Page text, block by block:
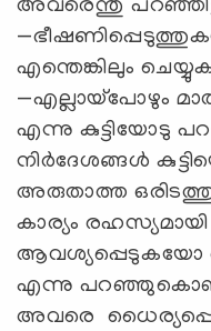
അവരെന്തു
എന്തെങ്കിലും
—⁠എല്ലായ്‌പോഴും
എന്നു കുട്ടിയോടു
നിർദേശങ്ങൾ
അരുതാത്ത
കാര്യം
ആവശ്യപ്പെടുകയോ
എന്നു പറഞ്ഞുകൊണ്ട്
അവരെ